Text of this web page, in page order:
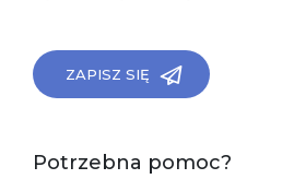
ZAPISZ SIĘ
Potrzebna pomoc?